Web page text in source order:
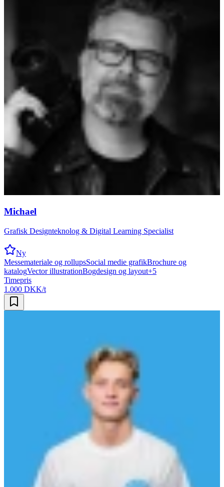
Michael
Grafisk Designteknolog & Digital Learning Specialist
Ny
Messemateriale og rollupsSocial medie grafikBrochure og
katalogVector illustrationBogdesign og layout+5
Timepris
1.000 DKK/t